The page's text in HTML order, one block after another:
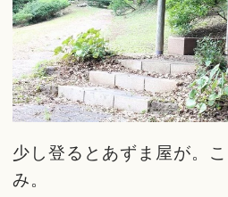
少し登るとあずま屋が。
み。